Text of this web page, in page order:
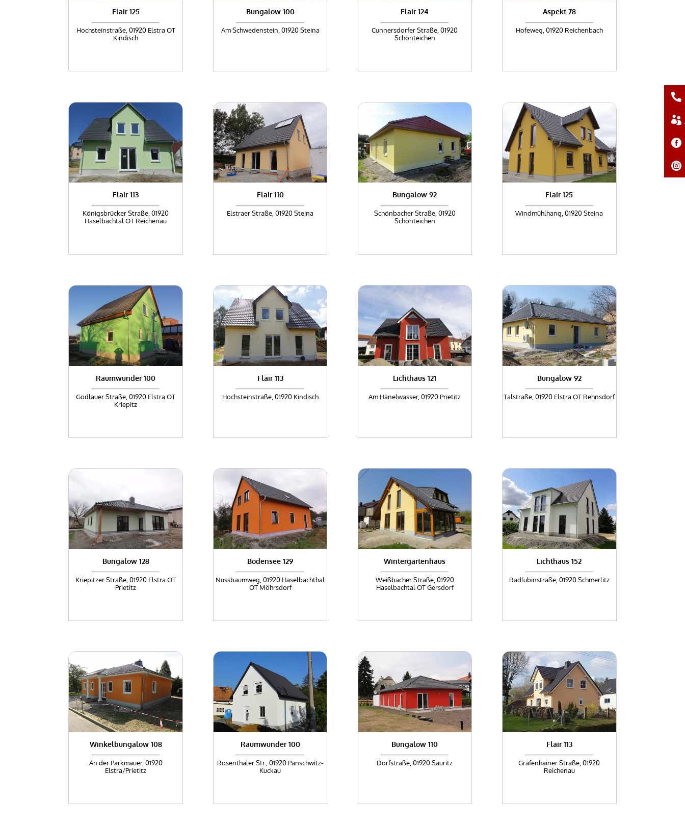
Flair 125
Hochsteinstraße, 01920 Elstra OT
Kindisch
Bungalow 100
Am Schwedenstein, 01920 Steina
Flair 124
Cunnersdorfer Straße, 01920
Schönteichen
Aspekt 78
Hofeweg, 01920 Reichenbach
Flair 113
Königsbrücker Straße, 01920
Haselbachtal OT Reichenau
Flair 110
Elstraer Straße, 01920 Steina
Bungalow 92
Schönbacher Straße, 01920
Schönteichen
Flair 125
Windmühlhang, 01920 Steina
Raumwunder 100
Gödlauer Straße, 01920 Elstra OT
Kriepitz
Flair 113
Hochsteinstraße, 01920 Kindisch
Lichthaus 121
Am Hänelwasser, 01920 Prietitz
Bungalow 92
Talstraße, 01920 Elstra OT Rehnsdorf
Bungalow 128
Kriepitzer Straße, 01920 Elstra OT
Prietitz
Bodensee 129
Nussbaumweg, 01920 Haselbachthal
OT Möhrsdorf
Wintergartenhaus
Weißbacher Straße, 01920
Haselbachtal OT Gersdorf
Lichthaus 152
Radlubinstraße, 01920 Schmerlitz
Winkelbungalow 108
An der Parkmauer, 01920
Elstra/Prietitz
Raumwunder 100
Rosenthaler Str., 01920 Panschwitz-
Kuckau
Bungalow 110
Dorfstraße, 01920 Säuritz
Flair 113
Gräfenhainer Straße, 01920
Reichenau